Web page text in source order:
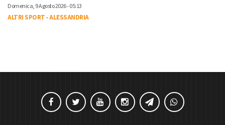
Domenica, 9 Agosto 2026 - 05:13
ALTRI SPORT-ALESSANDRIA